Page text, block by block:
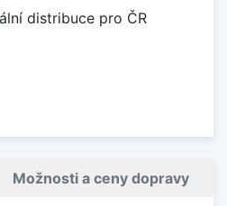
distribuce pro ČR
Možnosti a ceny dopravy